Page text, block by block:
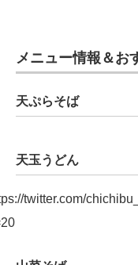
メニュー情報＆お
天ぷらそば
天玉うどん
twitter.com/